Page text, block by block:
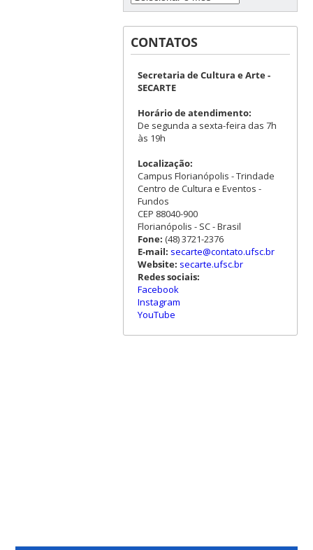
CONTATOS
Secretaria de Cultura e Arte -
SECARTE
Horário de atendimento:
De segunda a sexta-feira das 7h
às 19h
Localização:
Campus Florianópolis - Trindade
Centro de Cultura e Eventos -
Fundos
CEP 88040-900
Florianópolis - SC - Brasil
Fone: (48) 3721-2376
E-mail: secarte@contato.ufsc.br
Website: secarte.ufsc.br
Redes sociais:
Facebook
Instagram
YouTube